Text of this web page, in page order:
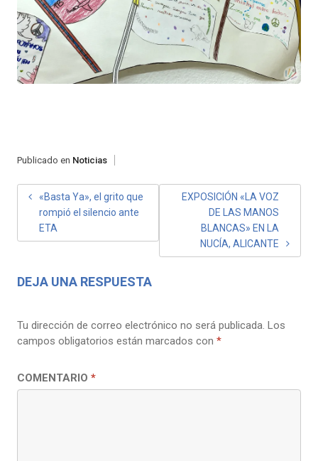
Publicado en Noticias
NAVEGACIÓN
ENTRADAS
«Basta Ya», el grito que
rompió el silencio ante
ETA
EXPOSICIÓN «LA VOZ
DE LAS MANOS
BLANCAS» EN LA
NUCÍA, ALICANTE
DEJA UNA RESPUESTA
Tu dirección de correo electrónico no será publicada. Los
campos obligatorios están marcados con *
COMENTARIO *